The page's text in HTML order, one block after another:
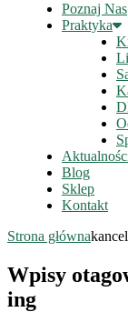
Poznaj Nas
Praktyka
Blog
Sklep
Kontakt
Strona główna
Wpisy
ing